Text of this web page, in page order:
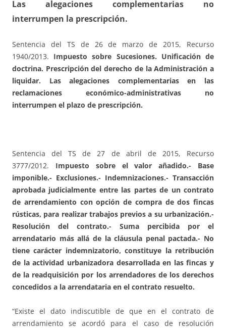
Las alegaciones complementarias no
interrumpen la prescripción.
Sentencia del TS de 26 de marzo de 2015, Recurso
1940/2013. Impuesto sobre Sucesiones. Unificación de
doctrina. Prescripción del derecho de la Administración a
liquidar. Las alegaciones complementarias en las
reclamaciones económico-administrativas no
interrumpen el plazo de prescripción.
Sentencia del TS de 27 de abril de 2015, Recurso
3777/2012. Impuesto sobre el valor añadido.- Base
imponible.- Exclusiones.- Indemnizaciones.- Transacción
aprobada judicialmente entre las partes de un contrato
de arrendamiento con opción de compra de dos fincas
rústicas, para realizar trabajos previos a su urbanización.-
Resolución del contrato.- Suma percibida por el
arrendatario más allá de la cláusula penal pactada.- No
tiene carácter indemnizatorio, constituye la retribución
de la actividad urbanizadora desarrollada en las fincas y
de la readquisición por los arrendadores de los derechos
concedidos a la arrendataria en el contrato resuelto.
“Existe el dato indiscutible de que en el contrato de
arrendamiento se acordó para el caso de resolución